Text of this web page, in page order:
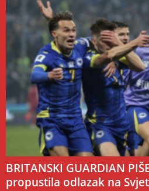
BRITANSKI GUARDIAN
propustila odlazak na